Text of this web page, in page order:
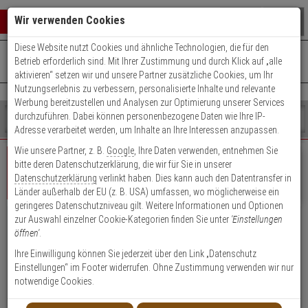
Warenkorb schließen
0 ARTIKEL IM WARENKORB
Ihr Warenkorb ist momentan leer.
Ergebnisse ()
Fertig
Shop
durchsuchen
Bitte
geben
Sie
mindestens
Zeichen
ein,
um
Suche
Es
wurde
noch
Kategorien
Suche
gestartet
+49 (0)821 899 493-0Mo. - Do.: 8:00 - 16:30 | Fr.: 8:00 - 14:00 Uhr
Kontaktservice nutzen
Geschäftskunde Privatkunde Login
Vorteile für Geschäftskunden, Händler &
Attraktive Einkaufspreise, Rabatte und Zahlungskonditionen
Kauf auf Rechnung (nach positiver Bonitätsauskunft)
Persönliche Ansprechpartner durch Key Account Manager/Techniker
Wir verwenden Cookies
Diese Website nutzt Cookies und ähnliche Technologien, die für den
Betrieb erforderlich sind. Mit Ihrer Zustimmung und durch Klick auf „alle
aktivieren“ setzen wir und unsere Partner zusätzliche Cookies, um Ihr
Nutzungserlebnis zu verbessern, personalisierte Inhalte und relevante
Werbung bereitzustellen und Analysen zur Optimierung unserer Services
durchzuführen. Dabei können personenbezogene Daten wie Ihre IP-
Adresse verarbeitet werden, um Inhalte an Ihre Interessen anzupassen.
Wie unsere Partner, z. B. Google , Ihre Daten verwenden, entnehmen Sie
bitte deren Datenschutzerklärung, die wir für Sie in unserer
Datenschutzerklärung verlinkt haben. Dies kann auch den Datentransfer in
Länder außerhalb der EU (z. B. USA) umfassen, wo möglicherweise ein
geringeres Datenschutzniveau gilt. Weitere Informationen und Optionen
zur Auswahl einzelner Cookie-Kategorien finden Sie unter 'Einstellungen
öffnen'.
Ihre Einwilligung können Sie jederzeit über den Link „Datenschutz
Einstellungen“ im Footer widerrufen. Ohne Zustimmung verwenden wir nur
notwendige Cookies.